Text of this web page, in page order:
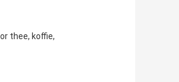
thee, koffie,